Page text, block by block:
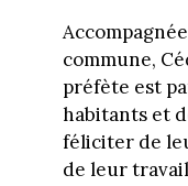
commune,
préfète est
habitants et
féliciter de
de leur